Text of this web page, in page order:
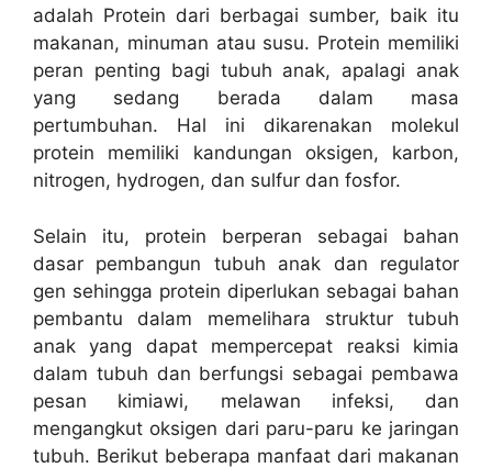
adalah Protein dari berbagai sumber, baik itu
makanan, minuman atau susu. Protein memiliki
peran penting bagi tubuh anak, apalagi anak
yang sedang berada dalam masa
pertumbuhan. Hal ini dikarenakan molekul
protein memiliki kandungan oksigen, karbon,
nitrogen, hydrogen, dan sulfur dan fosfor.
Selain itu, protein berperan sebagai bahan
dasar pembangun tubuh anak dan regulator
gen sehingga protein diperlukan sebagai bahan
pembantu dalam memelihara struktur tubuh
anak yang dapat mempercepat reaksi kimia
dalam tubuh dan berfungsi sebagai pembawa
pesan kimiawi, melawan infeksi, dan
mengangkut oksigen dari paru-paru ke jaringan
tubuh. Berikut beberapa manfaat dari makanan